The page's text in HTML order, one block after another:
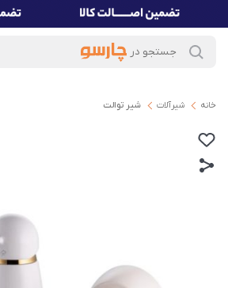
خانه شیرآلات شیر توالت